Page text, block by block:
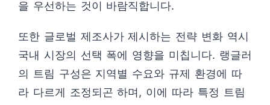
을 우선하는 것이 바람직합니다.
또한 글로벌 제조사가 제시하는 전략 변화 역시
국내 시장의 선택 폭에 영향을 미칩니다. 랭글러
의 트림 구성은 지역별 수요와 규제 환경에 따
라 다르게 조정되곤 하며, 이에 따라 특정 트림